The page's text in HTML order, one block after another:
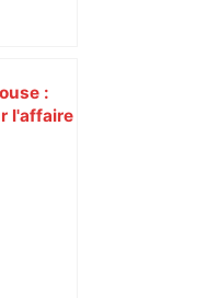
:
l'affaire